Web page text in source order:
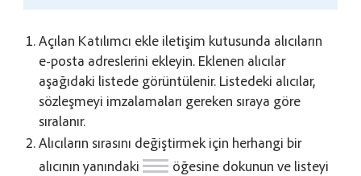
Açılan Katılımcı ekle iletişim kutusunda alıcıların
e-posta adreslerini ekleyin. Eklenen alıcılar
aşağıdaki listede görüntülenir. Listedeki alıcılar,
sözleşmeyi imzalamaları gereken sıraya göre
sıralanır.
Alıcıların sırasını değiştirmek için herhangi bir
alıcının yanındaki
öğesine dokunun ve listeyi